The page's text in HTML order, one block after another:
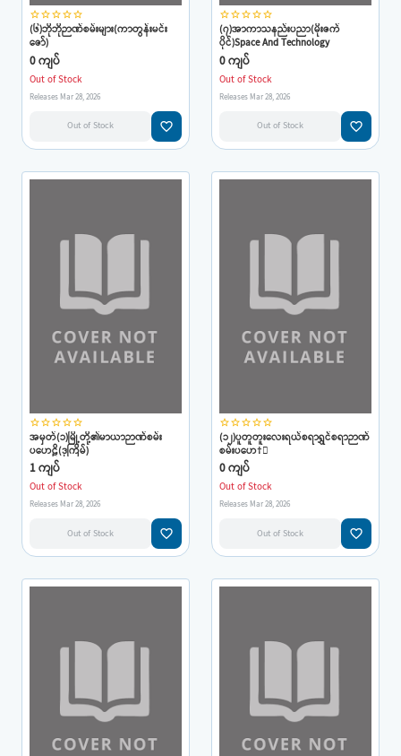
star_borderstar_borderstar_borderstar_borderstar_border
(၆)ဘိုဘိုဉာဏ်စမ်းများ(ကာတွန်းမင်း
ဇော်)
0 ကျပ်
Out of Stock
Releases Mar 28, 2026
Out of Stock favorite_border
star_borderstar_borderstar_borderstar_borderstar_border
(၇)အာကာသနည်းပညာ(မိုးဇက်
ပိုင်)Space And Technology
0 ကျပ်
Out of Stock
Releases Mar 28, 2026
Out of Stock favorite_border
star_borderstar_borderstar_borderstar_borderstar_border
အမှတ်(၁)မြို့တို့၏မာယာဉာဏ်စမ်း
ပဟေဠိ(ဒုကြိမ်)
1 ကျပ်
Out of Stock
Releases Mar 28, 2026
Out of Stock favorite_border
star_borderstar_borderstar_borderstar_borderstar_border
(၁၂)ပူတူတူးလေးရယ်စရာရွှင်စရာဉာဏ်
စမ်းပဟေ†ိ
0 ကျပ်
Out of Stock
Releases Mar 28, 2026
Out of Stock favorite_border